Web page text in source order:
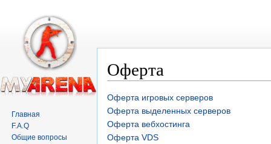
Оферта
Оферта игровых серверов
Оферта выделенных серверов
Оферта вебхостинга
Оферта VDS
Главная
F.A.Q
Общие вопросы